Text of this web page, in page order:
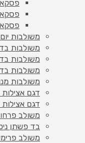
משולבות יום
משולבות בד
משולבות בד
משולבות בד
משולבות
דגם אצילות –
דגם אצילות
משולב פרחוני
בד פשתן
משולב